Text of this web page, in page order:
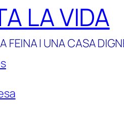
LA VIDA
FEINA I UNA CASA